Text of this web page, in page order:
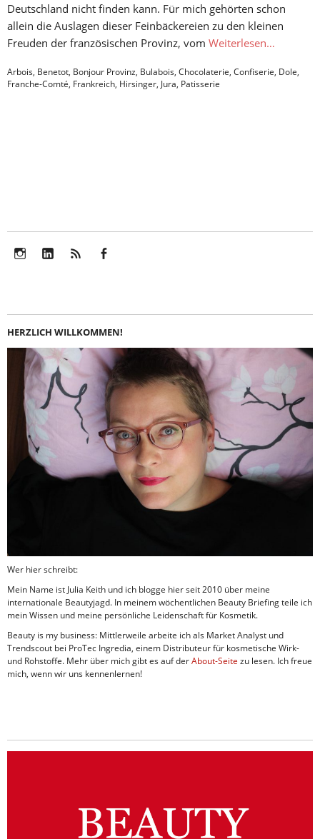
Deutschland nicht finden kann. Für mich gehörten schon
allein die Auslagen dieser Feinbäckereien zu den kleinen
Freuden der französischen Provinz, vom Weiterlesen…
Arbois, Benetot, Bonjour Provinz, Bulabois, Chocolaterie, Confiserie, Dole,
Franche-Comté, Frankreich, Hirsinger, Jura, Patisserie
HERZLICH WILLKOMMEN!
Wer hier schreibt:
Mein Name ist Julia Keith und ich blogge hier seit 2010 über meine
internationale Beautyjagd. In meinem wöchentlichen Beauty Briefing teile ich
mein Wissen und meine persönliche Leidenschaft für Kosmetik.
Beauty is my business: Mittlerweile arbeite ich als Market Analyst und
Trendscout bei ProTec Ingredia, einem Distributeur für kosmetische Wirk-
und Rohstoffe. Mehr über mich gibt es auf derAbout-Seite zu lesen. Ich freue
mich, wenn wir uns kennenlernen!